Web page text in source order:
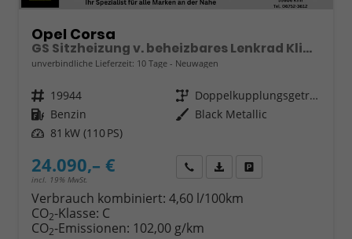
Opel Corsa
GS Sitzheizung v. beheizbares Lenkrad Klimaanlage Kamera PDC v+h
unverbindliche Lieferzeit: 10 Tage Neuwagen
Fahrzeugnr. 19944 Getriebe
Doppelkupplungsgetriebe (DSG)
Kraftstoff Benzin Außenfarbe Black Metallic
Leistung 81 kW (110 PS)
24.090,– €
incl. 19% MwSt.
Wir rufen Sie anFahrzeugexposé (PDF)
Verbrauch kombiniert: 4,60 l/100km
CO2-Klasse: C
CO2-Emissionen: 102,00 g/km